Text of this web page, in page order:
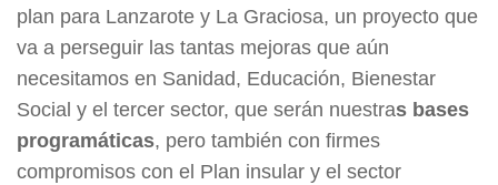
plan para Lanzarote y La Graciosa, un proyecto que
va a perseguir las tantas mejoras que aún
necesitamos en Sanidad, Educación, Bienestar
Social y el tercer sector, que serán nuestras bases
programáticas, pero también con firmes
compromisos con el Plan insular y el sector